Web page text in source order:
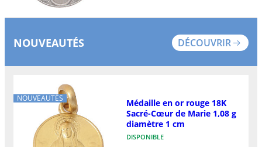
NOUVEAUTÉS DÉCOUVRIR
NOUVEAUTÉS
Médaille en or rouge 18K
Sacré-Cœur de Marie 1,08 g
diamètre 1 cm
DISPONIBLE